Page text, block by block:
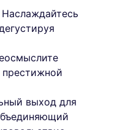
Наслаждайтесь
выход для